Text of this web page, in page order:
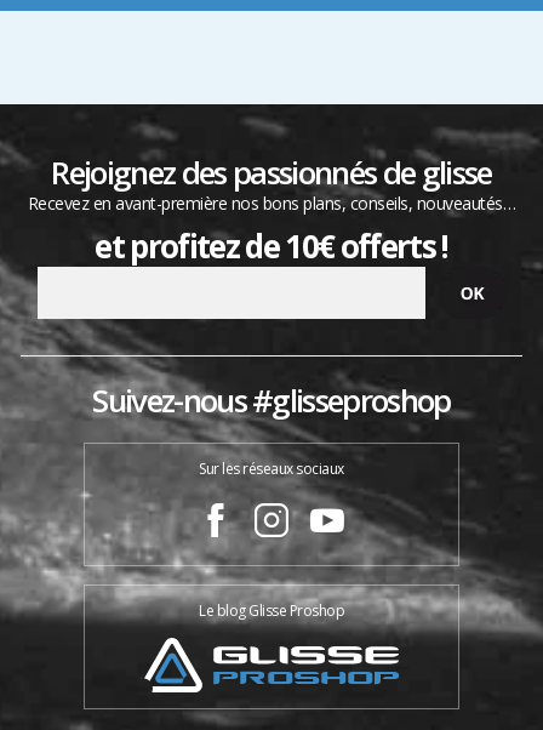
Rejoignez des passionnés de glisse
Recevez en avant-première nos bons plans, conseils, nouveautés…
et profitez de 10€ offerts !
Suivez-nous #glisseproshop
Sur les réseaux sociaux
Le blog Glisse Proshop